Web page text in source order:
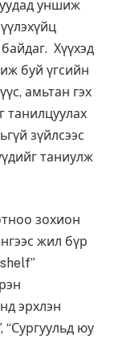
уншиж
Хүүхэд
буй үгсийн
амьтан гэх
танилцуулах
зүйлсээс
таниулж
зохион
жил бүр
эрхлэн
юу